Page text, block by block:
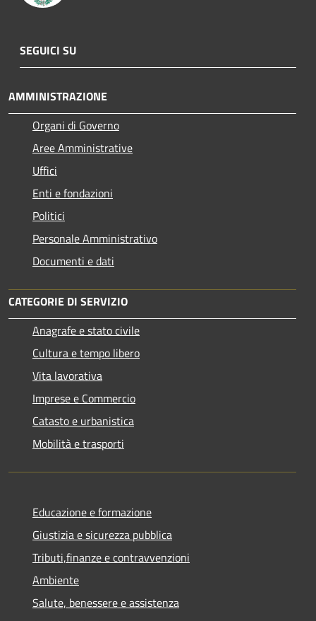
SEGUICI SU
AMMINISTRAZIONE
Organi di Governo
Aree Amministrative
Uffici
Enti e fondazioni
Politici
Personale Amministrativo
Documenti e dati
CATEGORIE DI SERVIZIO
Anagrafe e stato civile
Cultura e tempo libero
Vita lavorativa
Imprese e Commercio
Catasto e urbanistica
Mobilità e trasporti
Educazione e formazione
Giustizia e sicurezza pubblica
Tributi,finanze e contravvenzioni
Ambiente
Salute, benessere e assistenza